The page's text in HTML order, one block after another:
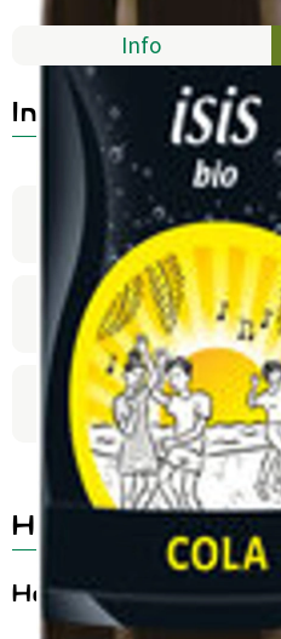
Aktuelles
B2B Info
Info
Produktinformationen
Zutaten
Produktdatenblatt
Herkunft
Hersteller: isis bio